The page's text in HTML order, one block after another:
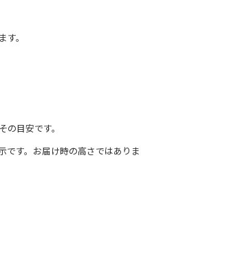
。
目安です。
です。お届け時の高さではありま